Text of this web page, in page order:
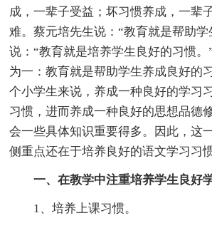
成，一辈子受益；坏习惯养成，一辈
难。蔡元培先生说：“教育就是帮助学
说：“教育就是培养学生良好的习惯。
为一：教育就是帮助学生养成良好的
个小学生来说，养成一种良好的学习
习惯，进而养成一种良好的思想品德
会一些具体知识重要得多。因此，这
侧重点还在于培养良好的语文学习习惯
一、在教学中注重培养学生良好
1、培养上课习惯。